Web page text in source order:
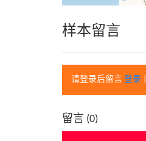
样本留言
请登录后留言 登录
留言 (0)